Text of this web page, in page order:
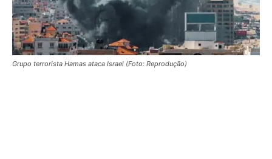
Grupo terrorista Hamas ataca Israel (Foto: Reprodução)